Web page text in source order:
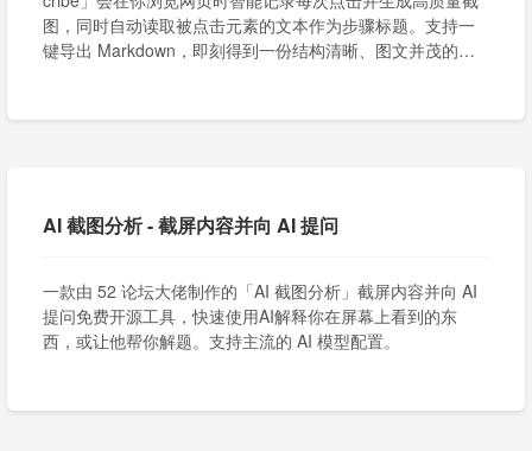
图，同时自动读取被点击元素的文本作为步骤标题。支持一
键导出 Markdown，即刻得到一份结构清晰、图文并茂的专
AI 截图分析 - 截屏内容并向 AI 提问
一款由 52 论坛大佬制作的「AI 截图分析」截屏内容并向 AI
提问免费开源工具，快速使用AI解释你在屏幕上看到的东
西，或让他帮你解题。支持主流的 AI 模型配置。